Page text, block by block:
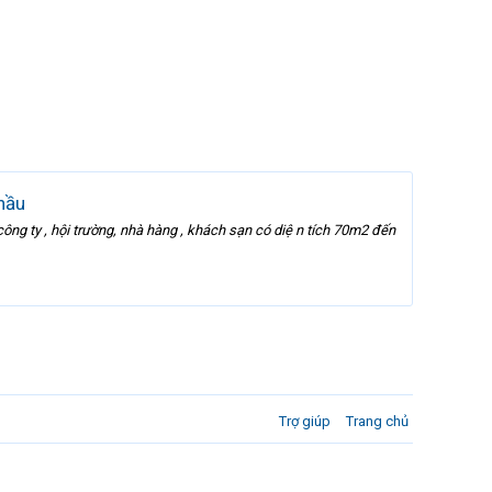
ty , hội trường, nhà hàng , khách sạn có diệ n tích 70m2 đến
Trợ giúp Trang chủ